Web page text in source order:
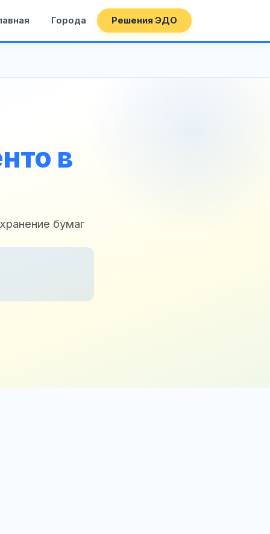
Города Решения ЭДО
в
бумаг